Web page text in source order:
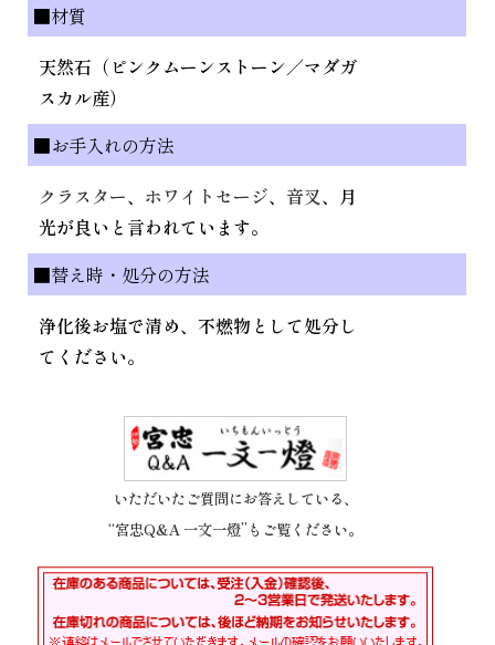
■材質
天然石（ピンクムーンストーン／マダガ
スカル産）
■お手入れの方法
クラスター、 ホワイトセージ、 音叉、月
光が良いと言われています。
■替え時・処分の方法
浄化後お塩で清め、不燃物として処分し
てください。
いただいたご質問にお答えしている、
“宮忠Q&A 一文一燈”もご覧ください。